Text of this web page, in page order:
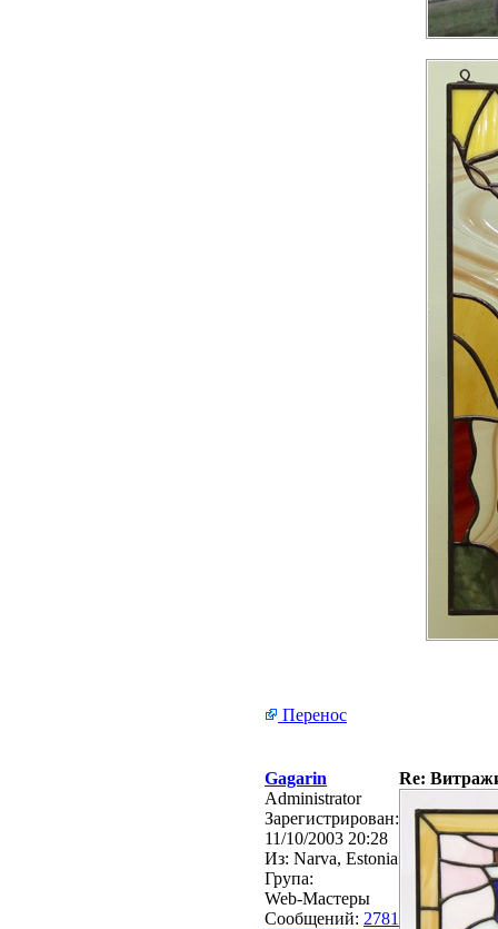
Перенос
Gagarin
Re:
Administrator
Зарегистрирован:
11/10/2003 20:28
Из: Narva, Estonia
Група:
Web-Мастеры
Сообщений: 2781